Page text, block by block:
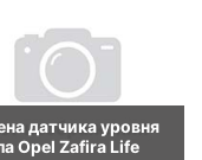
датчика уровня
Opel Zafira Life